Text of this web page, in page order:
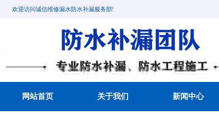
欢迎访问诚信维修漏水防水补漏服务部!
网站首页 关于我们 新闻中心